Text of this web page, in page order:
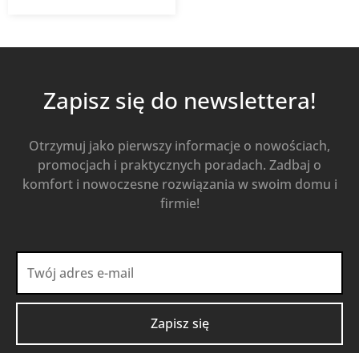
Zapisz się do newslettera!
Otrzymuj jako pierwszy informacje o nowościach,
promocjach i praktycznych poradach. Zadbaj o
komfort i nowoczesne rozwiązania w swoim domu i
firmie!